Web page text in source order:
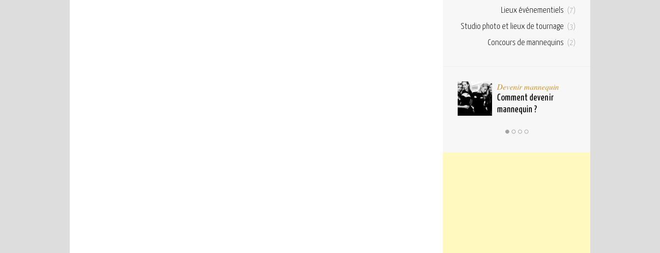
Lieux événementiels (7)
Studio photo et lieux de tournage (3)
Concours de mannequins (2)
Devenir mannequin
Comment devenir
mannequin ?